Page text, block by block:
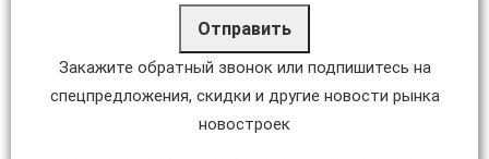
Отправить
Закажите обратный звонок или подпишитесь на
спецпредложения, скидки и другие новости рынка
новостроек